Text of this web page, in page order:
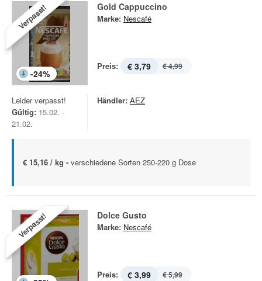
Verpasst!
-24%
Gold Cappuccino
Marke: Nescafé
Preis: € 3,79 € 4,99
Leider verpasst!
Gültig: 15.02. -
21.02.
Händler: AEZ
€ 15,16 / kg - verschiedene Sorten 250-220 g Dose
Verpasst! Dolce Gusto
Marke: Nescafé
Preis: € 3,99 € 5,99